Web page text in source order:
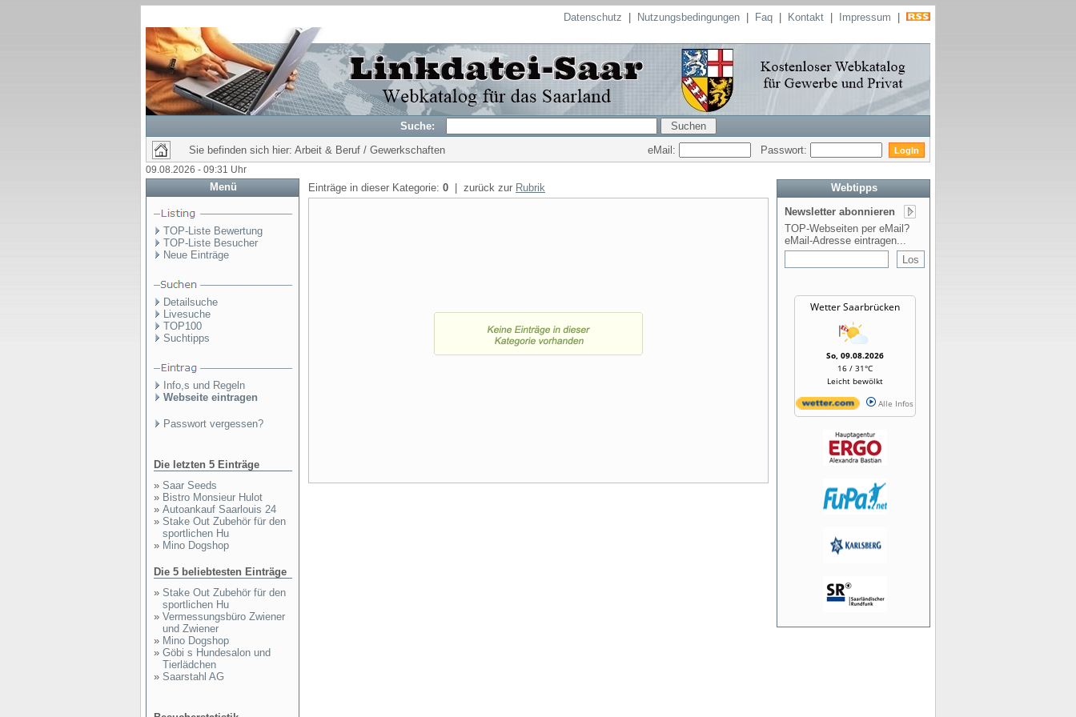
Datenschutz Nutzungsbedingungen Faq Kontakt Impressum
Suche:
Sie befinden sich hier: Arbeit & Beruf / Gewerkschaften
eMail: Passwort:
09.08.2026 - 09:31 Uhr
Menü
TOP-Liste Bewertung
TOP-Liste Besucher
Neue Einträge
Detailsuche
Livesuche
TOP100
Suchtipps
Info,s und Regeln
Webseite eintragen
Passwort vergessen?
Die letzten 5 Einträge
» Saar Seeds
» Bistro Monsieur Hulot
» Autoankauf Saarlouis 24
» Stake Out Zubehör für den
sportlichen Hu
» Mino Dogshop
Die 5 beliebtesten Einträge
» Stake Out Zubehör für den
sportlichen Hu
» Vermessungsbüro Zwiener
und Zwiener
» Mino Dogshop
» Göbi s Hundesalon und
Tierlädchen
» Saarstahl AG
Einträge in dieser Kategorie: 0 | zurück zur Rubrik
Webtipps
Newsletter abonnieren
TOP-Webseiten per eMail?
eMail-Adresse eintragen...
Wetter Saarbrücken
So, 09.08.2026
16 / 31°C
Leicht bewölkt
Alle Infos